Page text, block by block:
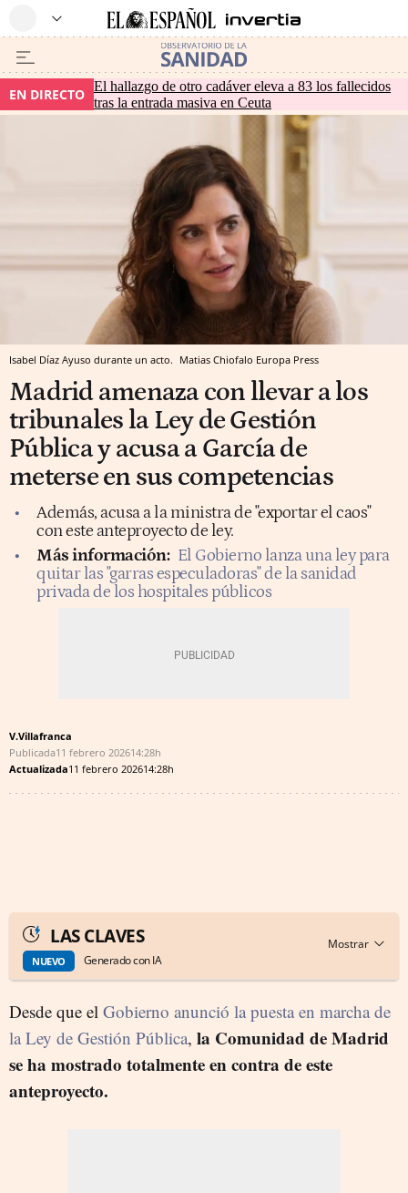
EN DIRECTO El hallazgo de otro cadáver eleva a 83 los fallecidos
tras la entrada masiva en Ceuta
Isabel Díaz Ayuso durante un acto. Matias Chiofalo Europa Press
Madrid amenaza con llevar a los
tribunales la Ley de Gestión
Pública y acusa a García de
meterse en sus competencias
Además, acusa a la ministra de "exportar el caos"
con este anteproyecto de ley.
Más información: El Gobierno lanza una ley para
quitar las "garras especuladoras" de la sanidad
privada de los hospitales públicos
V.Villafranca
Publicada11 febrero 202614:28h
Actualizada11 febrero 202614:28h
LAS CLAVES
NUEVO Generado con IA
Desde que el Gobierno anunció la puesta en marcha de
la Ley de Gestión Pública, la Comunidad de Madrid
se ha mostrado totalmente en contra de este
anteproyecto.